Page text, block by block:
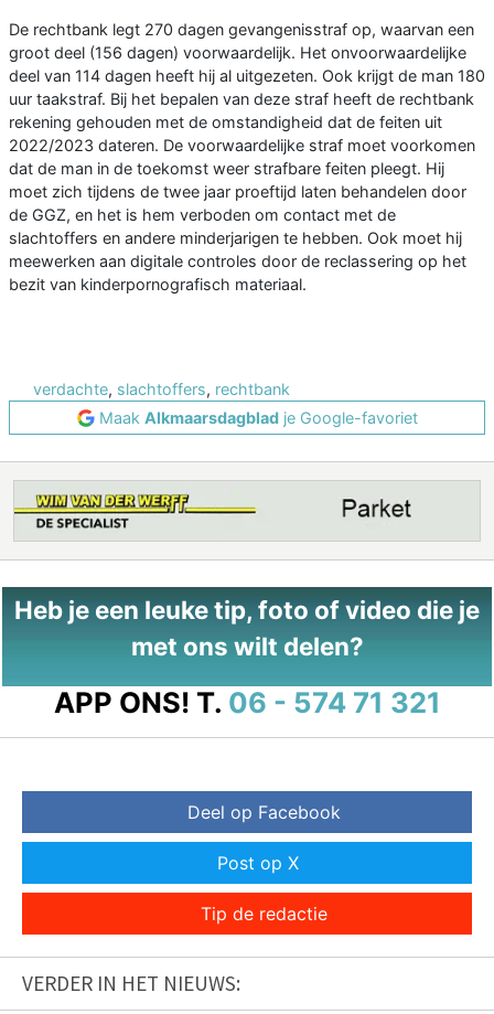
De rechtbank legt 270 dagen gevangenisstraf op, waarvan een
groot deel (156 dagen) voorwaardelijk. Het onvoorwaardelijke
deel van 114 dagen heeft hij al uitgezeten. Ook krijgt de man 180
uur taakstraf. Bij het bepalen van deze straf heeft de rechtbank
rekening gehouden met de omstandigheid dat de feiten uit
2022/2023 dateren. De voorwaardelijke straf moet voorkomen
dat de man in de toekomst weer strafbare feiten pleegt. Hij
moet zich tijdens de twee jaar proeftijd laten behandelen door
de GGZ, en het is hem verboden om contact met de
slachtoffers en andere minderjarigen te hebben. Ook moet hij
meewerken aan digitale controles door de reclassering op het
bezit van kinderpornografisch materiaal.
verdachte, slachtoffers, rechtbank
Maak Alkmaarsdagbladje Google-favoriet
Heb je een leuke tip, foto of video die je
met ons wilt delen?
APP ONS! T. 06 - 574 71 321
Deel op Facebook
Post op X
Tip de redactie
VERDER IN HET NIEUWS: